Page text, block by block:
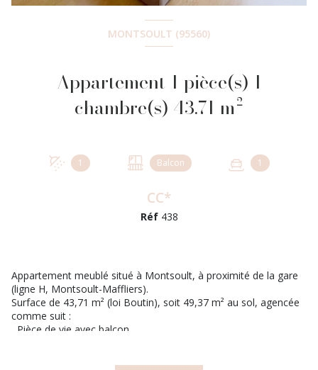
MONTSOULT (95560)
Appartement 1 pièce(s) 1
chambre(s) 43.71 m²
1 Balcon 1
CC*
Réf 438
Appartement meublé situé à Montsoult, à proximité de la gare
(ligne H, Montsoult-Maffliers).
Surface de 43,71 m² (loi Boutin), soit 49,37 m² au sol, agencée
comme suit :
Pièce de vie avec balcon